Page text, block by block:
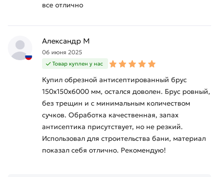
все отлично
Александр М
06 июня 2025
Товар куплен у нас
Купил обрезной антисептированный брус
150х150х6000 мм, остался доволен. Брус ровный,
без трещин и с минимальным количеством
сучков. Обработка качественная, запах
антисептика присутствует, но не резкий.
Использовал для строительства бани, материал
показал себя отлично. Рекомендую!